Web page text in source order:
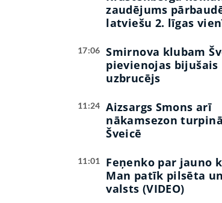
zaudējums
latviešu 2. līgas
17:06
Smirnova klubam
pievienojas bijušais
uzbrucējs
11:24
Aizsargs Smons arī
nākamsezon
Šveicē
11:01
Feņenko par jauno
Man patīk pilsēta
valsts (VIDEO)